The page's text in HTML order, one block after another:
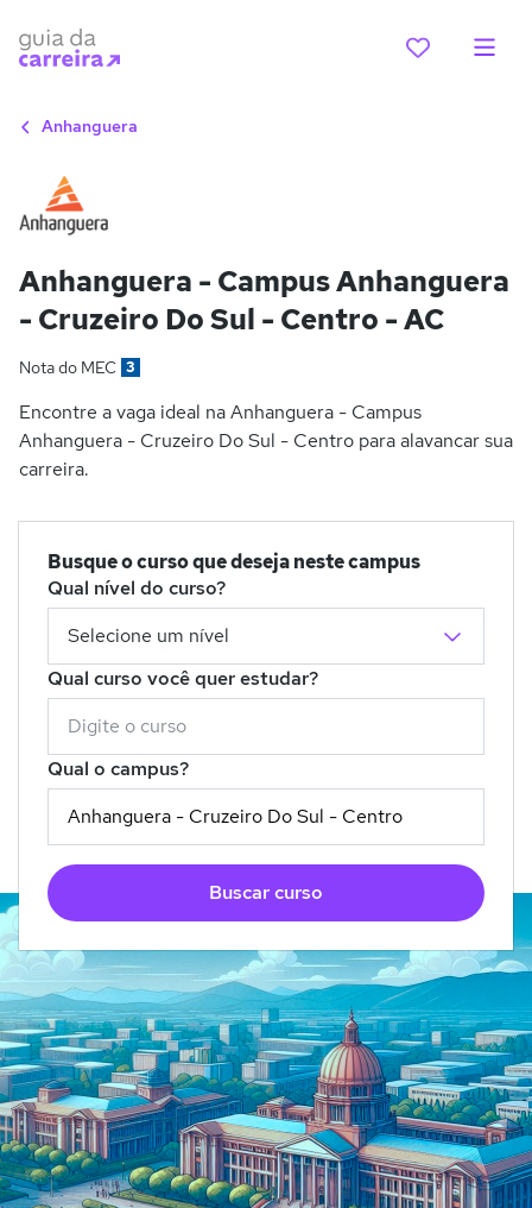
Anhanguera
Anhanguera - Campus Anhanguera
- Cruzeiro Do Sul - Centro - AC
Nota do MEC 3
Encontre a vaga ideal na Anhanguera - Campus
Anhanguera - Cruzeiro Do Sul - Centro para alavancar sua
carreira.
Busque o curso que deseja neste campus
Qual nível do curso?
Qual curso você quer estudar?
Qual o campus?
Buscar curso